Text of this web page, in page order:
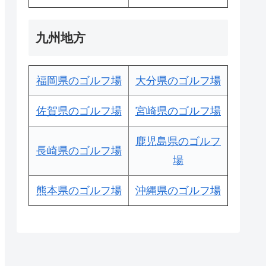
九州地方
福岡県のゴルフ場 大分県のゴルフ場
佐賀県のゴルフ場 宮崎県のゴルフ場
長崎県のゴルフ場
鹿児島県のゴルフ
場
熊本県のゴルフ場 沖縄県のゴルフ場